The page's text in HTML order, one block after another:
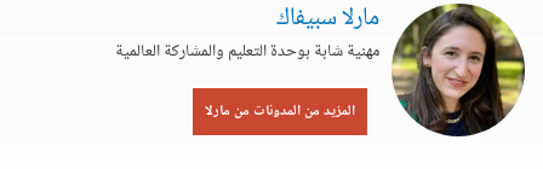
مارلا سبيفاك
مهنية شابة بوحدة التعليم والمشاركة العالمية
المزيد من المدونات من مارلا